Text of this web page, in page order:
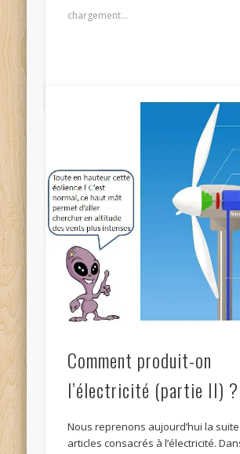
chargement…
Comment produit-on
l’électricité (partie II) ?
Nous reprenons aujourd’hui la
articles consacrés à l’électricité.